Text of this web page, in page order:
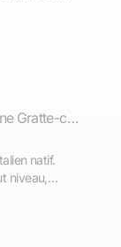
terre,
IUT Lyon 1 (site de Villeurbanne Gratte-ciel)
natif.
niveau,